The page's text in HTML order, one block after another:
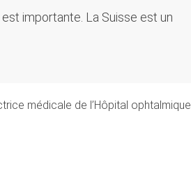
importante. La Suisse est un
médicale de l’Hôpital ophtalmique